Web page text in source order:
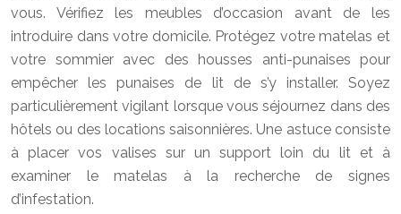
vous. Vérifiez les meubles d’occasion avant de les
introduire dans votre domicile. Protégez votre matelas et
votre sommier avec des housses anti-punaises pour
empêcher les punaises de lit de s’y installer. Soyez
particulièrement vigilant lorsque vous séjournez dans des
hôtels ou des locations saisonnières. Une astuce consiste
à placer vos valises sur un support loin du lit et à
examiner le matelas à la recherche de signes
d’infestation.